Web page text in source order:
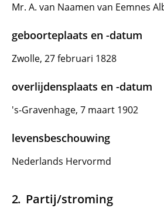
Mr. A. van Naamen van Eemnes
geboorteplaats en -datum
Zwolle, 27 februari 1828
overlijdensplaats en -datum
's-Gravenhage, 7 maart 1902
levensbeschouwing
Nederlands Hervormd
Partij/stroming